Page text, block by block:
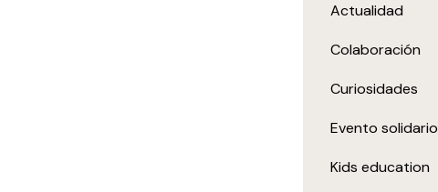
Actualidad
Colaboración
Curiosidades
Evento solidario
Kids education